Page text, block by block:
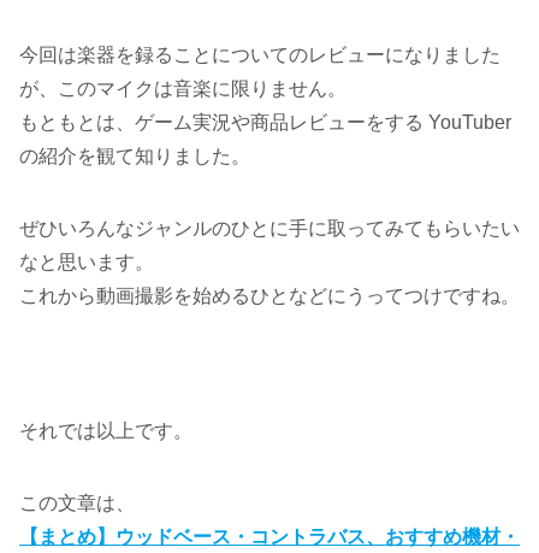
今回は楽器を録ることについてのレビューになりました
が、このマイクは音楽に限りません。
もともとは、ゲーム実況や商品レビューをする YouTuber
の紹介を観て知りました。
ぜひいろんなジャンルのひとに手に取ってみてもらいたい
なと思います。
これから動画撮影を始めるひとなどにうってつけですね。
それでは以上です。
この文章は、
【まとめ】ウッドベース・コントラバス、おすすめ機材・